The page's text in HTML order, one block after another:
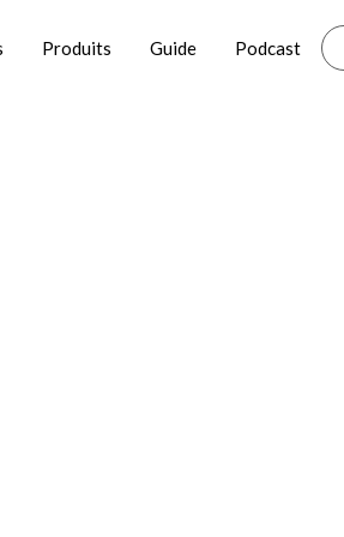
Produits Guide Podcast